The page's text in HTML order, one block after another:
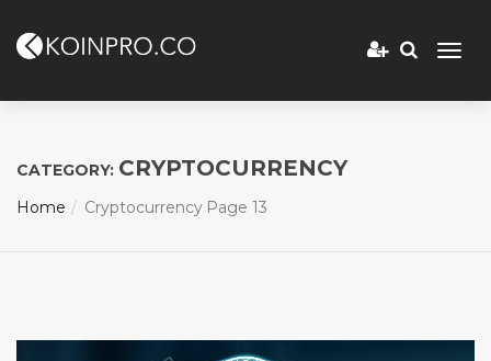
CATEGORY: CRYPTOCURRENCY
Home Cryptocurrency Page 13